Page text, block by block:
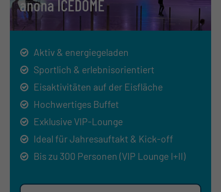
anona ICEDOME
Aktiv & energiegeladen
Sportlich & erlebnisorientiert
Eisaktivitäten auf der Eisfläche
Hochwertiges Buffet
Exklusive VIP-Lounge
Ideal für Jahresauftakt & Kick-off
Bis zu 300 Personen (VIP Lounge I+II)